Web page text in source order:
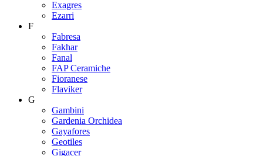
Exagres
Ezarri
F
Fabresa
Fakhar
Fanal
FAP Ceramiche
Fioranese
Flaviker
G
Gambini
Gardenia Orchidea
Gayafores
Geotiles
Gigacer